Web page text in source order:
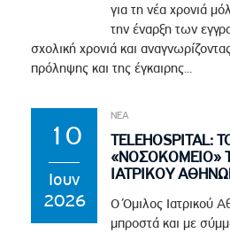
για τη νέα χρονιά
την έναρξη των
σχολική χρονιά και
πρόληψης και της έγκαιρης...
10
Ιουν
2026
ΝΕΑ
«ΝΟΣΟΚΟΜΕΙΟ»
ΙΑΤΡΙΚΟΥ
Ο Όμιλος Ιατρικού
μπροστά και με